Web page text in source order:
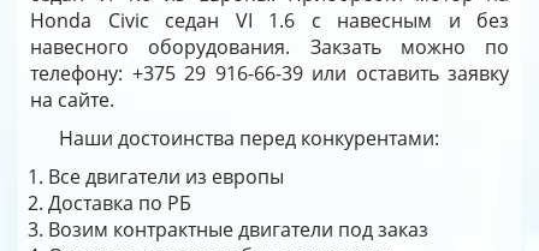
Honda Civic седан VI 1.6 с навесным и без
навесного оборудования. Закзать можно по
телефону: +375 29 916-66-39 или оставить заявку
на сайте.
Наши достоинства перед конкурентами:
Все двигатели из европы
Доставка по РБ
Возим контрактные двигатели под заказ